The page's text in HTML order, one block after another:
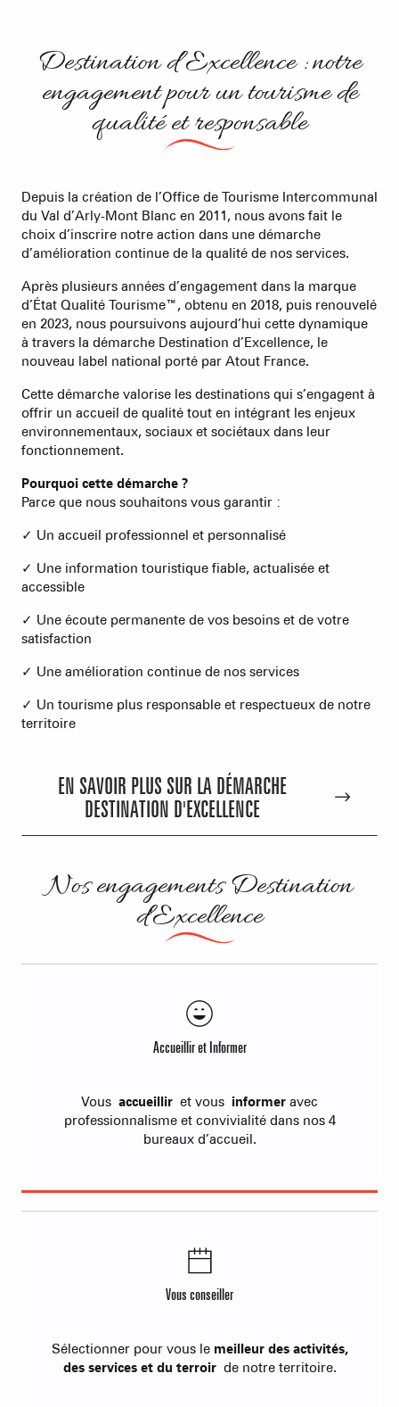
Destination d’Excellence : notre
engagement pour un tourisme de
qualité et responsable
Depuis la création de l’Office de Tourisme Intercommunal
du Val d’Arly-Mont Blanc en 2011, nous avons fait le
choix d’inscrire notre action dans une démarche
d’amélioration continue de la qualité de nos services.
Après plusieurs années d’engagement dans la marque
d’État Qualité Tourisme™, obtenu en 2018, puis renouvelé
en 2023, nous poursuivons aujourd’hui cette dynamique
à travers la démarche Destination d’Excellence, le
nouveau label national porté par Atout France.
Cette démarche valorise les destinations qui s’engagent à
offrir un accueil de qualité tout en intégrant les enjeux
environnementaux, sociaux et sociétaux dans leur
fonctionnement.
Pourquoi cette démarche ?
Parce que nous souhaitons vous garantir :
✓ Un accueil professionnel et personnalisé
✓ Une information touristique fiable, actualisée et
accessible
✓ Une écoute permanente de vos besoins et de votre
satisfaction
✓ Une amélioration continue de nos services
✓ Un tourisme plus responsable et respectueux de notre
territoire
EN SAVOIR PLUS SUR LA DÉMARCHE
DESTINATION D'EXCELLENCE
Nos engagements Destination
d'Excellence
Accueillir et Informer
Vous accueillir et vous informer avec
professionnalisme et convivialité dans nos 4
bureaux d’accueil.
Vous conseiller
Sélectionner pour vous le meilleur des activités,
des services et du terroir de notre territoire.